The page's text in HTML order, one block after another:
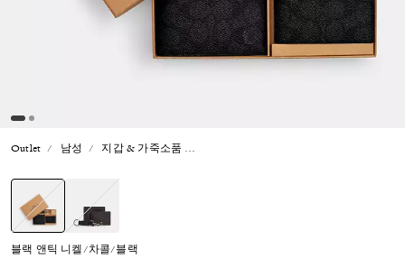
Outlet 남성 지갑 & 가죽소품
블랙 앤틱 니켈/차콜/블랙